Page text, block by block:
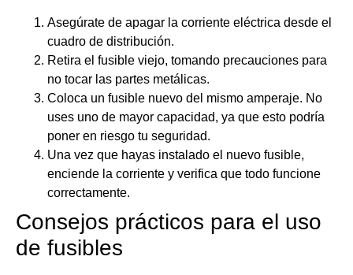
Asegúrate de apagar la corriente eléctrica desde el
cuadro de distribución.
Retira el fusible viejo, tomando precauciones para
no tocar las partes metálicas.
Coloca un fusible nuevo del mismo amperaje. No
uses uno de mayor capacidad, ya que esto podría
poner en riesgo tu seguridad.
Una vez que hayas instalado el nuevo fusible,
enciende la corriente y verifica que todo funcione
correctamente.
Consejos prácticos para el uso
de fusibles